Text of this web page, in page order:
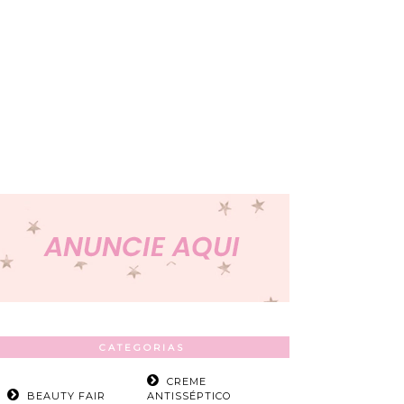
CATEGORIAS
BEAUTY FAIR
CREME
ANTISSÉPTICO